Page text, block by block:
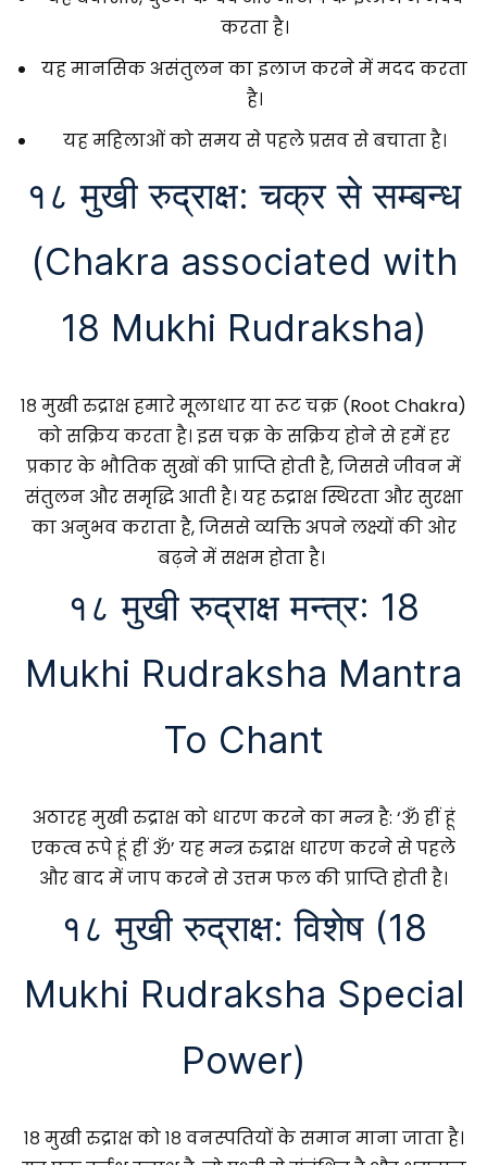
करता है।
यह मानसिक असंतुलन का इलाज करने में मदद करता
है।
यह महिलाओं को समय से पहले प्रसव से बचाता है।
१८ मुखी रुद्राक्ष: चक्र से सम्बन्ध
(Chakra associated with
18 Mukhi Rudraksha)
१८ मुखी रुद्राक्ष हमारे मूलाधार या रूट चक्र (Root Chakra)
को सक्रिय करता है। इस चक्र के सक्रिय होने से हमें हर
प्रकार के भौतिक सुखों की प्राप्ति होती है, जिससे जीवन में
संतुलन और समृद्धि आती है। यह रुद्राक्ष स्थिरता और सुरक्षा
का अनुभव कराता है, जिससे व्यक्ति अपने लक्ष्यों की ओर
बढ़ने में सक्षम होता है।
१८ मुखी रुद्राक्ष मन्त्र: 18
Mukhi Rudraksha Mantra
To Chant
अठारह मुखी रुद्राक्ष को धारण करने का मन्त्र है: ‘ॐ ह्रीं हूं
एकत्व रूपे हूं ह्रीं ॐ’ यह मन्त्र रुद्राक्ष धारण करने से पहले
और बाद में जाप करने से उत्तम फल की प्राप्ति होती है।
१८ मुखी रुद्राक्ष: विशेष (18
Mukhi Rudraksha Special
Power)
१८ मुखी रुद्राक्ष को १८ वनस्पतियों के समान माना जाता है।